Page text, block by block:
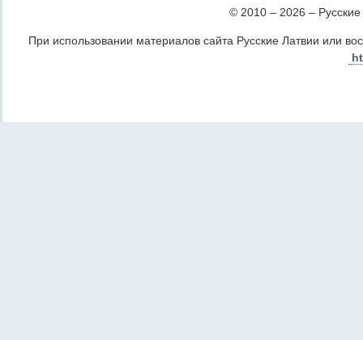
© 2010 – 2026 –
При использовании материалов сайта Русские Латвии или